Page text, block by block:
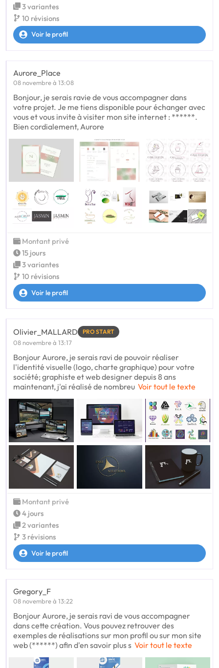
3 variantes
10 révisions
Voir le profil
Aurore_Place
08 novembre à 13:08
Bonjour, je serais ravie de vous accompagner dans
votre projet. Je me tiens disponible pour échanger avec
vous et vous invite à visiter mon site internet : ******.
Bien cordialement, Aurore
Montant privé
15 jours
3 variantes
10 révisions
Voir le profil
Olivier_MALLARD PRO START
08 novembre à 13:17
Bonjour Aurore, je serais ravi de pouvoir réaliser
l'identité visuelle (logo, charte graphique) pour votre
société; graphiste et web designer depuis 8 ans
maintenant, j'ai réalisé de nombreu Voir tout le texte
Montant privé
4 jours
2 variantes
3 révisions
Voir le profil
Gregory_F
08 novembre à 13:22
Bonjour Aurore, je serais ravi de vous accompagner
dans cette création. Vous pouvez retrouver des
exemples de réalisations sur mon profil ou sur mon site
web (******) afin d'en savoir plus s Voir tout le texte